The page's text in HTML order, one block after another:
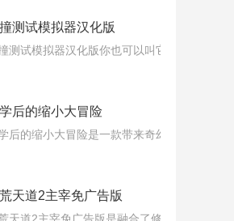
测试模拟器汉化版
测试模拟器汉化版你也可以叫它车祸模拟器
后的缩小大冒险
后的缩小大冒险是一款带来奇幻冒险的游戏
天道2主宰免广告版